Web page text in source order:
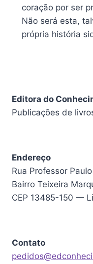
coração por ser
Não será esta,
própria história
Editora do
Publicações de
Endereço
Rua Professor
Bairro Teixeira
CEP 13485-150 —
Contato